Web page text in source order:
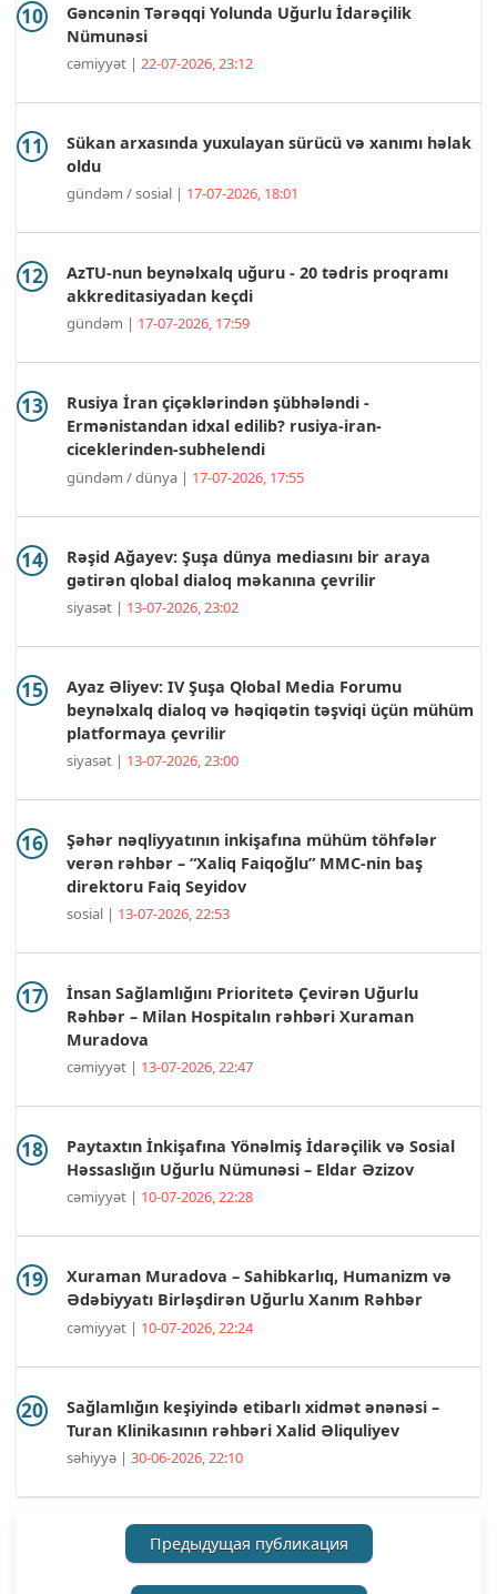
Gəncənin Tərəqqi Yolunda Uğurlu İdarəçilik
Nümunəsi
cəmiyyət | 22-07-2026, 23:12
Sükan arxasında yuxulayan sürücü və xanımı həlak
oldu
gündəm / sosial | 17-07-2026, 18:01
AzTU-nun beynəlxalq uğuru - 20 tədris proqramı
akkreditasiyadan keçdi
gündəm | 17-07-2026, 17:59
Rusiya İran çiçəklərindən şübhələndi -
Ermənistandan idxal edilib? rusiya-iran-
ciceklerinden-subhelendi
gündəm / dünya | 17-07-2026, 17:55
Rəşid Ağayev: Şuşa dünya mediasını bir araya
gətirən qlobal dialoq məkanına çevrilir
siyasət | 13-07-2026, 23:02
Ayaz Əliyev: IV Şuşa Qlobal Media Forumu
beynəlxalq dialoq və həqiqətin təşviqi üçün mühüm
platformaya çevrilir
siyasət | 13-07-2026, 23:00
Şəhər nəqliyyatının inkişafına mühüm töhfələr
verən rəhbər – “Xaliq Faiqoğlu” MMC-nin baş
direktoru Faiq Seyidov
sosial | 13-07-2026, 22:53
İnsan Sağlamlığını Prioritetə Çevirən Uğurlu
Rəhbər – Milan Hospitalın rəhbəri Xuraman
Muradova
cəmiyyət | 13-07-2026, 22:47
Paytaxtın İnkişafına Yönəlmiş İdarəçilik və Sosial
Həssaslığın Uğurlu Nümunəsi – Eldar Əzizov
cəmiyyət | 10-07-2026, 22:28
Xuraman Muradova – Sahibkarlıq, Humanizm və
Ədəbiyyatı Birləşdirən Uğurlu Xanım Rəhbər
cəmiyyət | 10-07-2026, 22:24
Sağlamlığın keşiyində etibarlı xidmət ənənəsi –
Turan Klinikasının rəhbəri Xalid Əliquliyev
səhiyyə | 30-06-2026, 22:10
Предыдущая публикация